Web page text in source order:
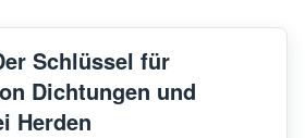
Schlüssel für
Dichtungen und
Herden